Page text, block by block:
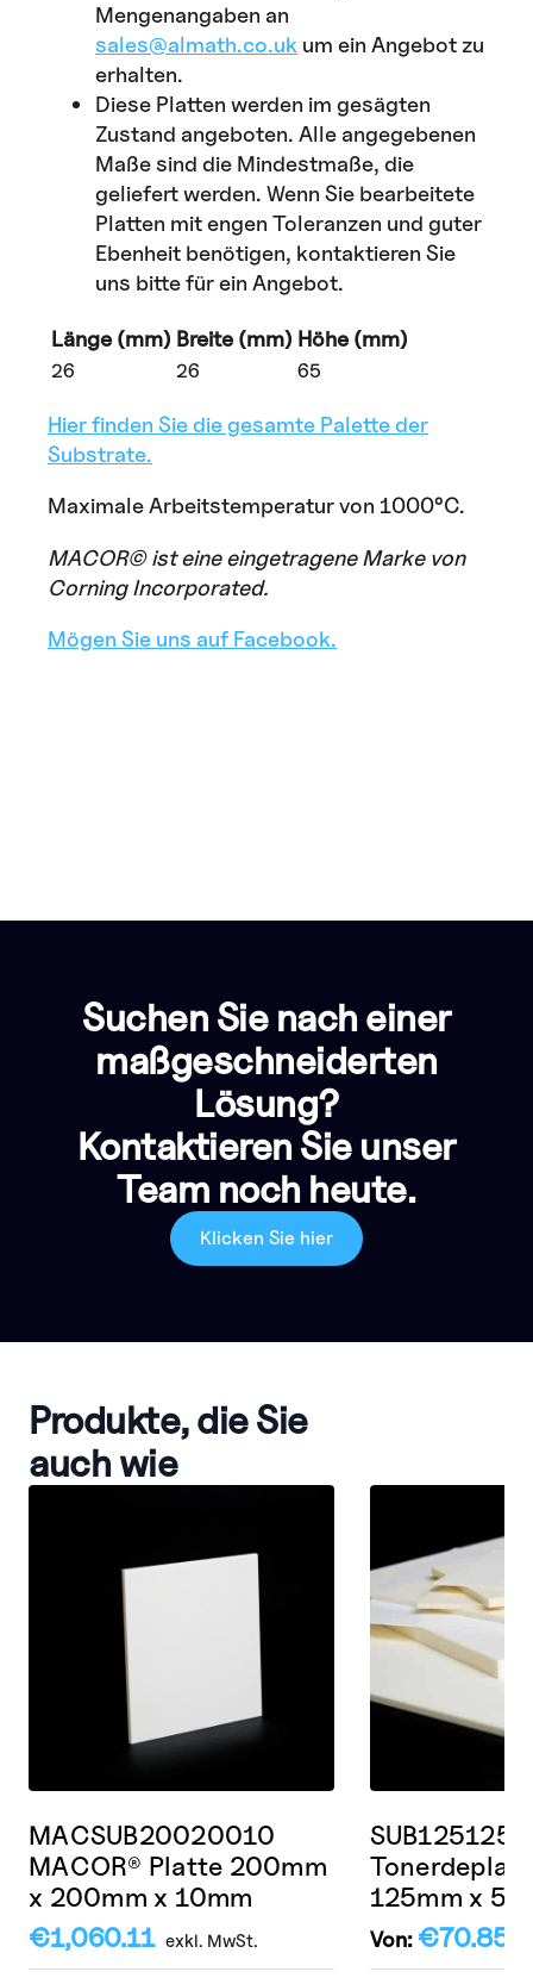
Mengenangaben an
sales@almath.co.uk um ein Angebot zu
erhalten.
Diese Platten werden im gesägten
Zustand angeboten. Alle angegebenen
Maße sind die Mindestmaße, die
geliefert werden. Wenn Sie bearbeitete
Platten mit engen Toleranzen und guter
Ebenheit benötigen, kontaktieren Sie
uns bitte für ein Angebot.
Länge (mm) Breite (mm) Höhe (mm)
26 26 65
Hier finden Sie die gesamte Palette der
Substrate.
Maximale Arbeitstemperatur von 1000°C.
MACOR© ist eine eingetragene Marke von
Corning Incorporated.
Mögen Sie uns auf Facebook.
Suchen Sie nach einer
maßgeschneiderten
Lösung?
Kontaktieren Sie unser
Team noch heute.
Klicken Sie hier
Produkte, die Sie
auch wie
MACSUB20020010
MACOR® Platte 200mm
x 200mm x 10mm
€1,060.11 exkl. MwSt.
SUB125125
125mm x
Von: €70.85